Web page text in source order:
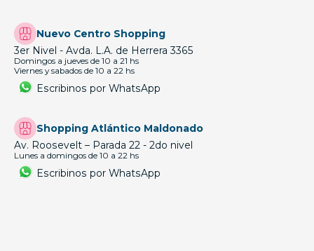
Nuevo Centro Shopping
3er Nivel - Avda. L.A. de Herrera 3365
Domingos a jueves de 10 a 21 hs
Viernes y sabados de 10 a 22 hs
Escribinos por WhatsApp
Shopping Atlántico Maldonado
Av. Roosevelt – Parada 22 - 2do nivel
Lunes a domingos de 10 a 22 hs
Escribinos por WhatsApp